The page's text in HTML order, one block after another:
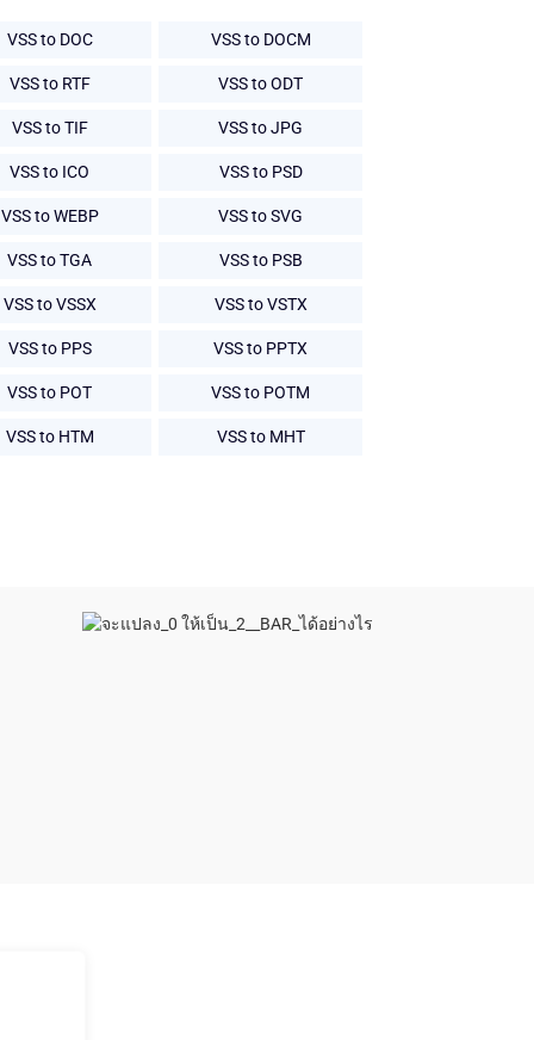
VSS to DOC VSS to DOCM
VSS to RTF VSS to ODT
VSS to TIF VSS to JPG
VSS to ICO VSS to PSD
VSS to WEBP VSS to SVG
VSS to TGA VSS to PSB
VSS to VSSX VSS to VSTX
VSS to PPS VSS to PPTX
VSS to POT VSS to POTM
VSS to HTM VSS to MHT